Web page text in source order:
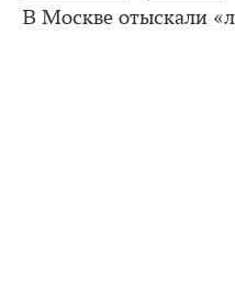
В Москве отыскали